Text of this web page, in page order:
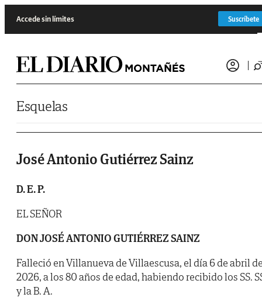
Accede sin límites Suscríbete
Esquelas
José Antonio Gutiérrez Sainz
D. E. P.
EL SEÑOR
DON JOSÉ ANTONIO GUTIÉRREZ SAINZ
Falleció en Villanueva de Villaescusa, el día 6 de abril
2026, a los 80 años de edad, habiendo recibido los SS.
y la B. A.